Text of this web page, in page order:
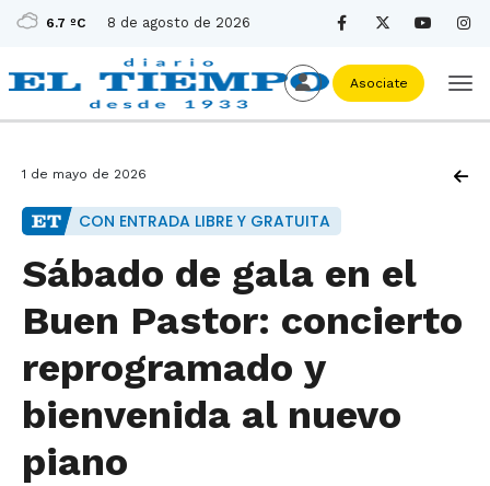
6.7 ºC 8 de agosto de 2026
Asociate
1 de mayo de 2026
CON ENTRADA LIBRE Y GRATUITA
Sábado de gala en el
Buen Pastor: concierto
reprogramado y
bienvenida al nuevo
piano